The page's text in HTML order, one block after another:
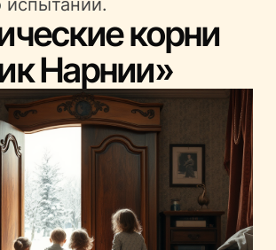
корни
Нарнии»